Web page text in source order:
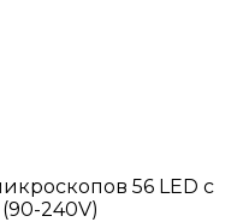
56 LED с
240V)